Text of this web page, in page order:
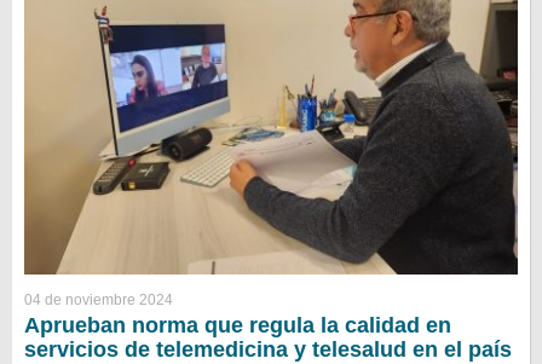
04 de noviembre 2024
Aprueban norma que regula la calidad en
servicios de telemedicina y telesalud en el país